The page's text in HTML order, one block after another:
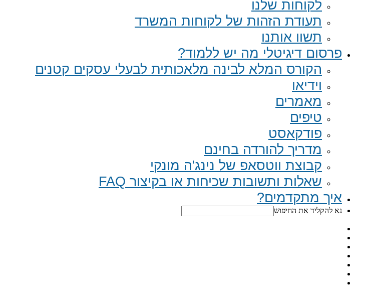
לקוחות שלנו
תעודת הזהות של לקוחות המשרד
תשוו אותנו
פרסום דיגיטלי מה יש ללמוד?
הקורס המלא לבינה מלאכותית לבעלי עסקים קטנים
וידיאו
מאמרים
טיפים
פודקאסט
מדריך להורדה בחינם
קבוצת ווטסאפ של נינג'ה מונקי​
שאלות ותשובות שכיחות או בקיצור FAQ
איך מתקדמים?
נא להקליד את החיפוש